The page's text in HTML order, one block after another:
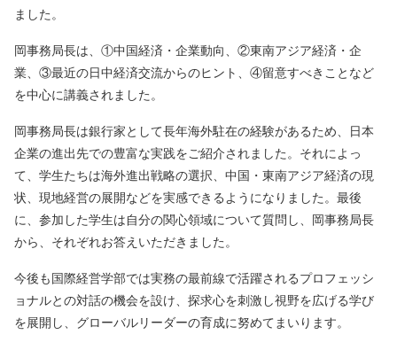
ました。
岡事務局長は、①中国経済・企業動向、②東南アジア経済・企
業、③最近の日中経済交流からのヒント、④留意すべきことなど
を中心に講義されました。
岡事務局長は銀行家として長年海外駐在の経験があるため、日本
企業の進出先での豊富な実践をご紹介されました。それによっ
て、学生たちは海外進出戦略の選択、中国・東南アジア経済の現
状、現地経営の展開などを実感できるようになりました。最後
に、参加した学生は自分の関心領域について質問し、岡事務局長
から、それぞれお答えいただきました。
今後も国際経営学部では実務の最前線で活躍されるプロフェッシ
ョナルとの対話の機会を設け、探求心を刺激し視野を広げる学び
を展開し、グローバルリーダーの育成に努めてまいります。